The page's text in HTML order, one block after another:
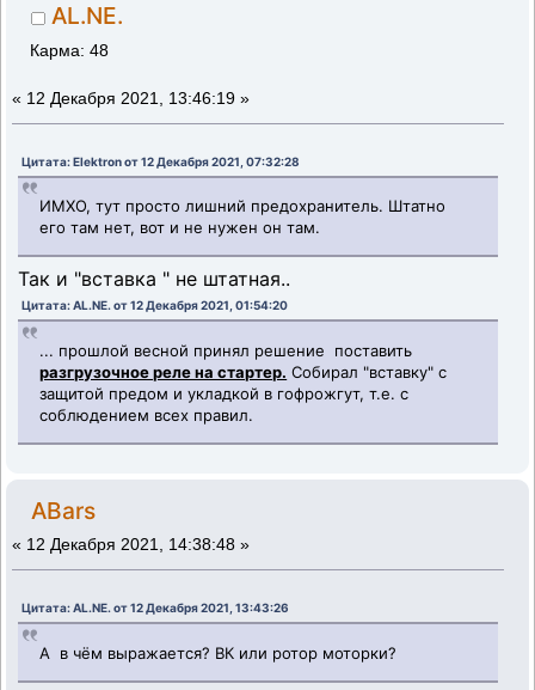
AL.NE.
Карма: 48
« 12 Декабря 2021, 13:46:19 »
Цитата: Elektron от 12 Декабря 2021, 07:32:28
ИМХО, тут просто лишний предохранитель. Штатно
его там нет, вот и не нужен он там.
Так и "вставка " не штатная..
Цитата: AL.NE. от 12 Декабря 2021, 01:54:20
... прошлой весной принял решение поставить
разгрузочное реле на стартер. Собирал "вставку" с
защитой предом и укладкой в гофрожгут, т.е. с
соблюдением всех правил.
ABars
« 12 Декабря 2021, 14:38:48 »
Цитата: AL.NE. от 12 Декабря 2021, 13:43:26
А в чём выражается? ВК или ротор моторки?